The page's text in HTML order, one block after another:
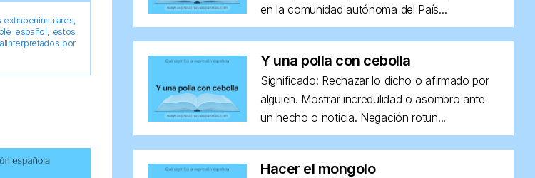
español, estos
por
en la comunidad autónoma del País...
Y una polla con cebolla
Significado: Rechazar lo dicho o afirmado por
alguien. Mostrar incredulidad o asombro ante
un hecho o noticia. Negación rotun...
Hacer el mongolo